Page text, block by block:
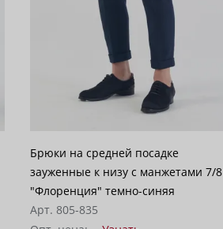
Брюки на средней посадке
зауженные к низу с манжетами 7/8
"Флоренция" темно-синяя
Арт. 805-835